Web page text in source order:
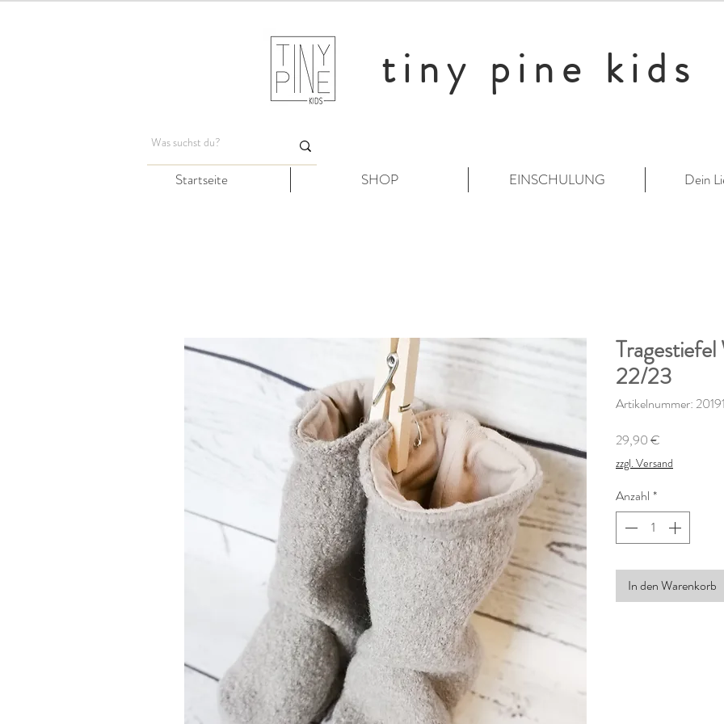
tiny pine kids
Startseite SHOP EINSCHULUNG Dein
Tragestiefel
22/23
Artikelnummer:
29,90 €
zzgl. Versand
Anzahl *
In den Warenkorb